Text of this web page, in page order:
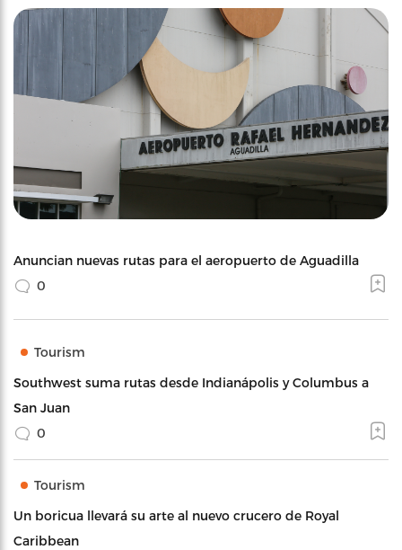
Anuncian nuevas rutas para el aeropuerto de Aguadilla
0
Tourism
Southwest suma rutas desde Indianápolis y Columbus a
San Juan
0
Tourism
Un boricua llevará su arte al nuevo crucero de Royal
Caribbean